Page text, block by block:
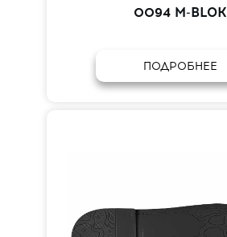
0094 M-BLOK
ПОДРОБНЕЕ